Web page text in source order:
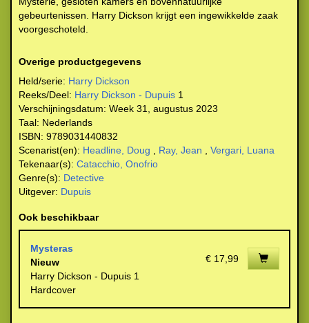
gebeurtenissen. Harry Dickson krijgt een ingewikkelde zaak
voorgeschoteld.
Overige productgegevens
Held/serie: Harry Dickson
Reeks/Deel: Harry Dickson - Dupuis 1
Verschijningsdatum: Week 31, augustus 2023
Taal: Nederlands
ISBN: 9789031440832
Scenarist(en): Headline, Doug Ray, Jean
Vergari, Luana
Tekenaar(s): Catacchio, Onofrio
Genre(s): Detective
Uitgever: Dupuis
Ook beschikbaar
Mysteras
Nieuw
Harry Dickson - Dupuis 1
Hardcover
€ 17,99